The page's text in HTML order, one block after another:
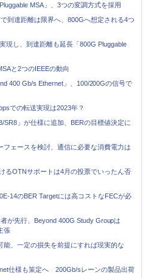
MSA」、3つの変調方式を採用
到達距離は限界へ、800Gへ想定される4つ
現し、到達距離も延長「800G Pluggable
と2つのIEEEの動向
400 Gb/s Ethernet」、100/200Gの信号で
での転送実現は2023年？
SR8」が仕様に追加、BERの目標値決定に
フェースを検討、通信に必要な消費電力は
るOTNサポートは4月の投票でいったん否
14のBER Targetには高コストなFECが必
が先行、Beyond 400G Study Groupは
張
能、一定の損失を前提にすれば現実的な
仕様も策定へ 200Gb/sレーンの製品出荷